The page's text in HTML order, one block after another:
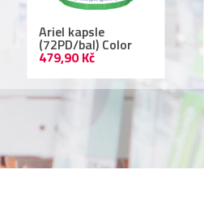
Jar tab (122ks/bal)
PlatinPlus
559,90 Kč